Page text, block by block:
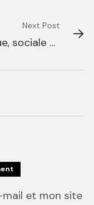
Next Post
sociale et
et mon site